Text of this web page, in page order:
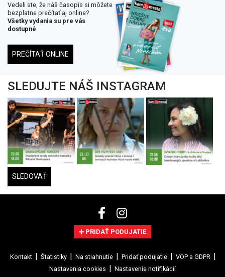
Vedeli ste, že náš časopis si môžete
bezplatne prečítať aj online?
Všetky vydania su pre vás
dostupné
PREČÍTAŤ ONLINE
SLEDUJTE NÁŠ INSTAGRAM
SLEDOVAŤ
PRIDAŤ PODUJATIE
Kontakt Štatistiky Na stiahnutie Pridať podujatie
VOP a GDPR
Nastavenia cookies
Nastavenie notifikácií